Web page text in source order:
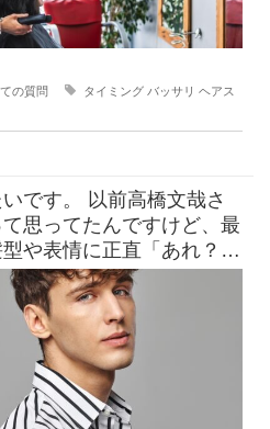
の質問 タイミング バッサリ ヘアス
です。 以前高橋文哉さ
思ってたんですけど、最
や表情に正直「あれ？こ
にな